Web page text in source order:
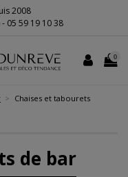
2008
- 05 59 19 10 38
0
Chaises et tabourets
de bar